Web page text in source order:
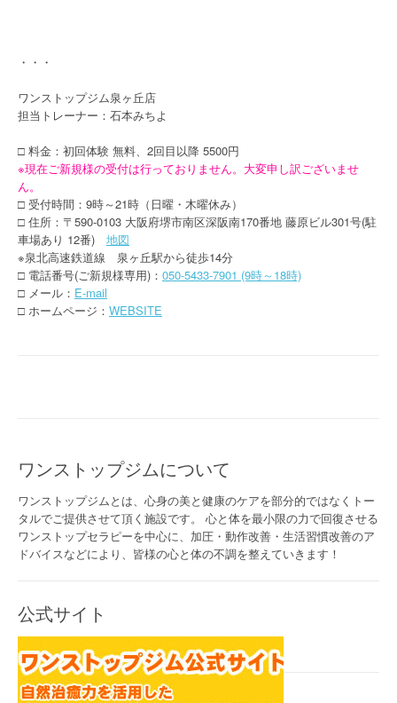
・・・
ワンストップジム泉ヶ丘店
担当トレーナー：石本みちよ
□ 料金：初回体験 無料、2回目以降 5500円
※現在ご新規様の受付は行っておりません。大変申し訳ございませ
ん。
□ 受付時間：9時～21時（日曜・木曜休み）
□ 住所：〒590-0103 大阪府堺市南区深阪南170番地 藤原ビル301号(駐
車場あり 12番) 地図
※泉北高速鉄道線 泉ヶ丘駅から徒歩14分
□ 電話番号(ご新規様専用)： 050-5433-7901 (9時～18時)
□ メール： E-mail
□ ホームページ： WEBSITE
ワンストップジムについて
ワンストップジムとは、心身の美と健康のケアを部分的ではなくトー
タルでご提供させて頂く施設です。 心と体を最小限の力で回復させる
ワンストップセラピーを中心に、加圧・動作改善・生活習慣改善のア
ドバイスなどにより、皆様の心と体の不調を整えていきます！
公式サイト